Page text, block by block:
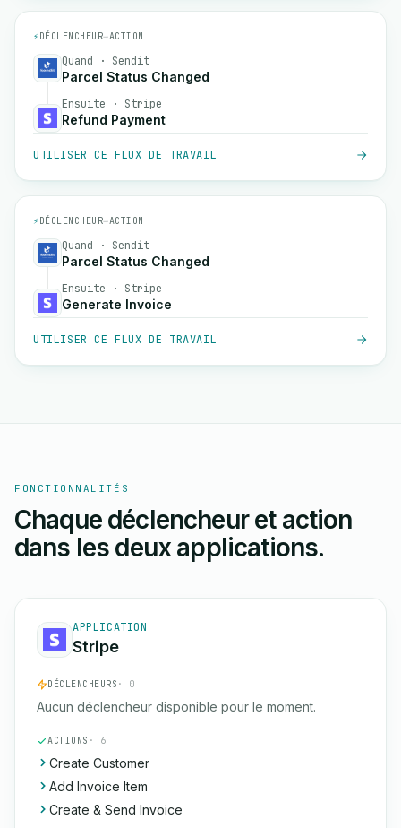
⚡ DÉCLENCHEUR→ACTION
Quand · Sendit
Parcel Status Changed
Ensuite · Stripe
Refund Payment
UTILISER CE FLUX DE TRAVAIL
⚡ DÉCLENCHEUR→ACTION
Quand · Sendit
Parcel Status Changed
Ensuite · Stripe
Generate Invoice
UTILISER CE FLUX DE TRAVAIL
FONCTIONNALITÉS
Chaque déclencheur et action
dans les deux applications.
APPLICATION
Stripe
DÉCLENCHEURS · 0
Aucun déclencheur disponible pour le moment.
ACTIONS · 6
Create Customer
Add Invoice Item
Create & Send Invoice